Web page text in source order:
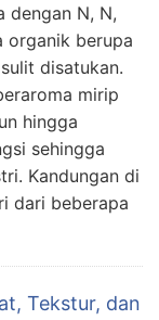
dengan N, N,
organik berupa
disatukan.
mirip
hingga
sehingga
Kandungan di
dari beberapa
Tekstur, dan